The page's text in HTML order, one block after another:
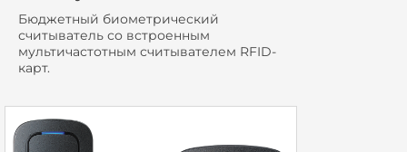
Бюджетный биометрический
считыватель со встроенным
мультичастотным считывателем RFID-
карт.